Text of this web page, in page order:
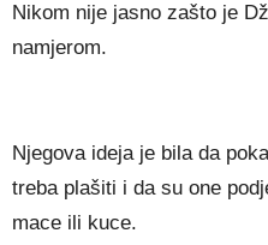
Nikom nije jasno zašto je
namjerom.
Njegova ideja je bila da
treba plašiti i da su one
mace ili kuce.